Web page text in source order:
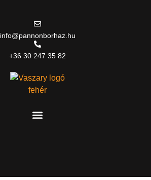
info@pannonborhaz.hu
+36 30 247 35 82